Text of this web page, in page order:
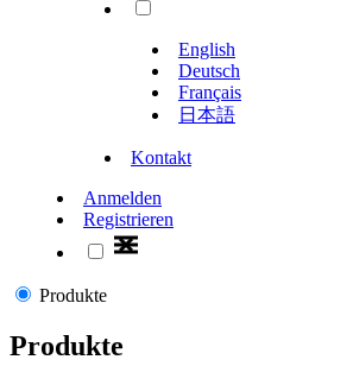
English
Deutsch
Français
日本語
Kontakt
Anmelden
Registrieren
Produkte
Produkte